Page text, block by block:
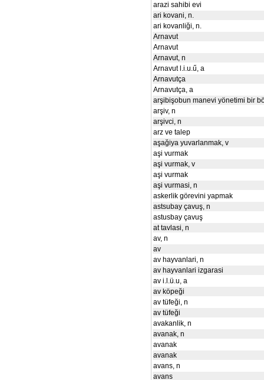
arazi sahibi evi
ari kovani, n.
ari kovanliği, n.
Arnavut
Arnavut
Arnavut, n
Arnavut l.i.u.ű, a
Arnavutça
Arnavutça, a
arşibişobun manevi yönetimi bir
arşiv, n
arşivci, n
arz ve talep
aşağiya yuvarlanmak, v
aşi vurmak
aşi vurmak, v
aşi vurmak
aşi vurmasi, n
askerlik görevini yapmak
astsubay çavuş, n
astusbay çavuş
at tavlasi, n
av, n
av
av hayvanlari, n
av hayvanlari izgarasi
av i.l.ü.u, a
av köpeği
av tüfeği, n
av tüfeği
avakanlik, n
avanak, n
avanak
avanak
avans, n
avans